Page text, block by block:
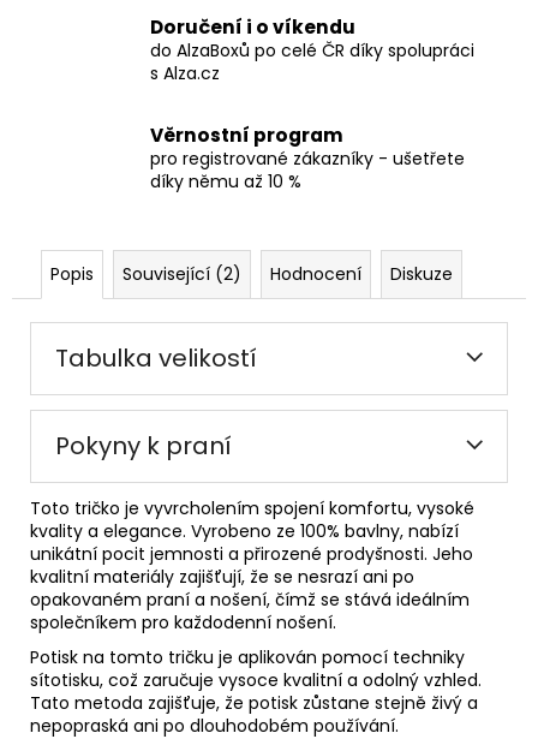
Doručení i o víkendu
do AlzaBoxů po celé ČR díky spolupráci
s Alza.cz
Věrnostní program
pro registrované zákazníky - ušetřete
díky němu až 10 %
Popis Související (2) Hodnocení Diskuze
Tabulka velikostí
Pokyny k praní
Toto tričko je vyvrcholením spojení komfortu, vysoké
kvality a elegance. Vyrobeno ze 100% bavlny, nabízí
unikátní pocit jemnosti a přirozené prodyšnosti. Jeho
kvalitní materiály zajišťují, že se nesrazí ani po
opakovaném praní a nošení, čímž se stává ideálním
společníkem pro každodenní nošení.
Potisk na tomto tričku je aplikován pomocí techniky
sítotisku, což zaručuje vysoce kvalitní a odolný vzhled.
Tato metoda zajišťuje, že potisk zůstane stejně živý a
nepopraská ani po dlouhodobém používání.